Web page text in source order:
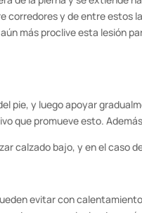
y de entre estos
más proclive esta lesión
pie, y luego apoyar
que promueve esto.
calzado bajo, y en el
evitar con